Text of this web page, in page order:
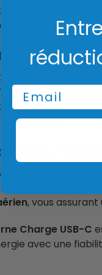
unique
et rapide
de recharger
s’adapte
lorsque vous
maximale.
légère et
260g, notre
se glisser
, vous
Charge USB-C
avec une
Email